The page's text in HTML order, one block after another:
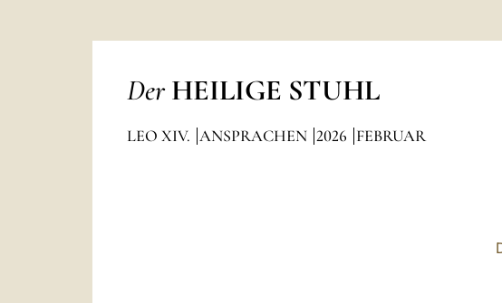
Der HEILIGE STUHL
LEO XIV. ANSPRACHEN 2026 FEBRUAR